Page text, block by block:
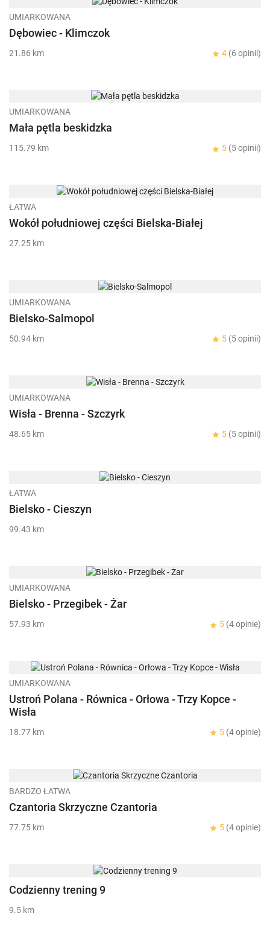
UMIARKOWANA
Dębowiec - Klimczok
21.86 km 4 (6 opinii)
UMIARKOWANA
Mała pętla beskidzka
115.79 km 5 (5 opinii)
ŁATWA
Wokół południowej części Bielska-Białej
27.25 km
UMIARKOWANA
Bielsko-Salmopol
50.94 km 5 (5 opinii)
UMIARKOWANA
Wisła - Brenna - Szczyrk
48.65 km 5 (5 opinii)
ŁATWA
Bielsko - Cieszyn
99.43 km
UMIARKOWANA
Bielsko - Przegibek - Żar
57.93 km 5 (4 opinie)
UMIARKOWANA
Ustroń Polana - Równica - Orłowa - Trzy Kopce -
Wisła
18.77 km 5 (4 opinie)
BARDZO ŁATWA
Czantoria Skrzyczne Czantoria
77.75 km 5 (4 opinie)
Codzienny trening 9
9.5 km